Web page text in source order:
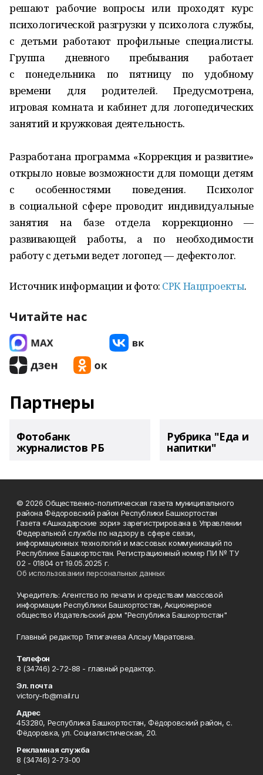
решают рабочие вопросы или проходят курс
психологической разгрузки у психолога службы,
с детьми работают профильные специалисты.
Группа дневного пребывания работает
с понедельника по пятницу по удобному
времени для родителей. Предусмотрена,
игровая комната и кабинет для логопедических
занятий и кружковая деятельность.
Разработана программа «Коррекция и развитие»
открыло новые возможности для помощи детям
с особенностями поведения. Психолог
в социальной сфере проводит индивидуальные
занятия на базе отдела коррекционно —
развивающей работы, а по необходимости
работу с детьми ведет логопед — дефектолог.
Источник информации и фото: СРК Нацпроекты.
Читайте нас
Партнеры
Фотобанк
журналистов РБ
Рубрика "Еда и
напитки"
© 2026 Общественно-политическая газета муниципального
района Фёдоровский район Республики Башкортостан
Газета «Ашкадарские зори» зарегистрирована в Управлении
Федеральной службы по надзору в сфере связи,
информационных технологий и массовых коммуникаций по
Республике Башкортостан. Регистрационный номер ПИ № ТУ
02 - 01804 от 19.05.2025 г.
Об использовании персональных данных
Учредитель: Агентство по печати и средствам массовой
информации Республики Башкортостан, Акционерное
общество Издательский дом "Республика Башкортостан"
Главный редактор Тятигачева Алсыу Маратовна.
Телефон
8 (34746) 2-72-88 - главный редактор.
Эл. почта
victory-rb@mail.ru
Адрес
453280, Республика Башкортостан, Фёдоровский район, с.
Фёдоровка, ул. Социалистическая, 20.
Рекламная служба
8 (34746) 2-73-00